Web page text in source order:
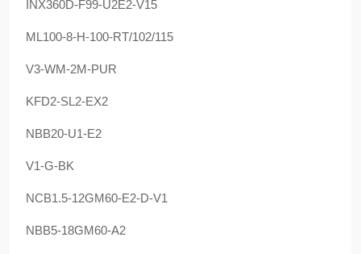
INX360D-F99-U2E2-V15
ML100-8-H-100-RT/102/115
V3-WM-2M-PUR
KFD2-SL2-EX2
NBB20-U1-E2
V1-G-BK
NCB1.5-12GM60-E2-D-V1
NBB5-18GM60-A2